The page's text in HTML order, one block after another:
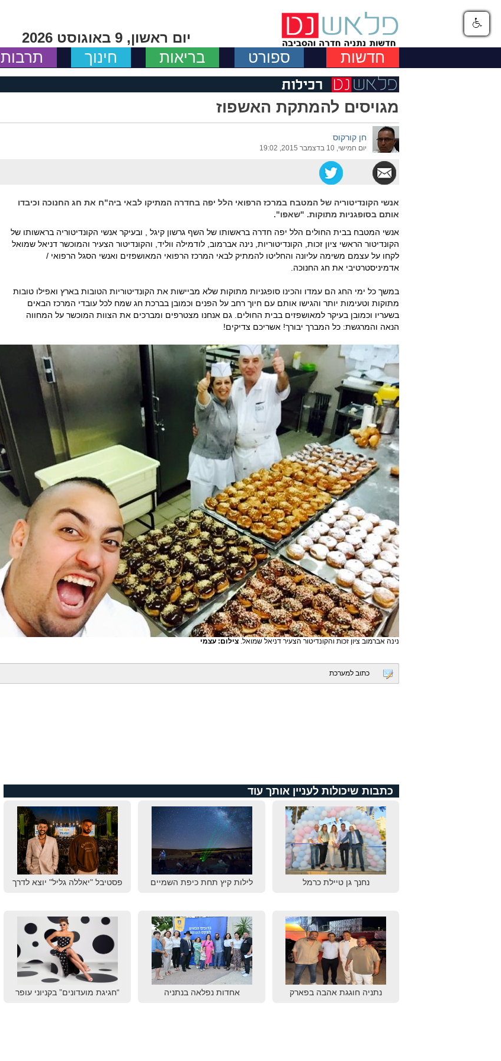
יום ראשון, 9 באוגוסט 2026
חדשות ספורט בריאות חינוך תרבות
מגויסים להמתקת האשפוז
חן קורקוס
יום חמישי, 10 בדצמבר 2015, 19:02
אנשי הקונדיטוריה של המטבח במרכז הרפואי הלל יפה בחדרה המתיקו לבאי ביה"ח את חג החנוכה וכיבדו
אותם בסופגניות מתוקות. "שאפו".
אנשי המטבח בבית החולים הלל יפה חדרה בראשותו של השף גרשון קיגל , ובעיקר אנשי הקונדיטוריה בראשותו של
הקונדיטור הראשי ציון זכות, הקונדיטוריות, נינה אברמוב, לודמילה ווליד, והקונדיטור הצעיר והמוכשר דניאל שמואל
לקחו על עצמם משימה עליונה והחליטו להמתיק לבאי המרכז הרפואי המאושפזים ואנשי הסגל הרפואי /
אדמיניסטרטיבי את חג החנוכה.
במשך כל ימי החג הם עמדו והכינו סופגניות מתוקות שלא מביישות את הקונדיטוריות הטובות בארץ ואפילו טובות
מתוקות וטעימות יותר והגישו אותם עם חיוך רחב על הפנים וכמובן בברכת חג שמח לכל עובדי המרכז הבאים
בשעריו וכמובן בעיקר למאושפזים בבית החולים. גם אנחנו מצטרפים ומברכים את הצוות המוכשר על המחווה
הנאה והמרגשת: כל המברך יבורך! אשריכם צדיקים!
נינה אברמוב ציון זכות והקונדיטור הצעיר דניאל שמואל. צילום: עצמי
כתוב למערכת
כתבות שיכולות לעניין אותך עוד
נחנך גן טיילת כרמל לילות קיץ תחת כיפת השמיים פסטיבל "יאללה גליל" יוצא לדרך
נתניה חוגגת אהבה בפארק אחדות נפלאה בנתניה “חגיגת מועדונים” בקניוני עופר